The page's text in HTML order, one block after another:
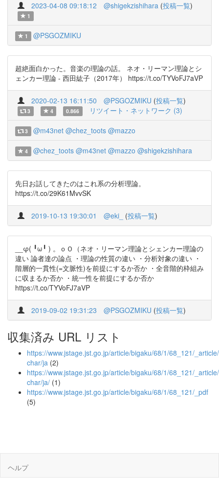
2023-04-08 09:18:12 @shigekzishihara (投稿一覧)
1
1 @PSGOZMIKU
超絶面白かった。音楽の理論の話。 ネオ・リーマン理論とシ
ェンカー理論 - 西田紘子（2017年） https://t.co/TYVoFJ7aVP
2020-02-13 16:11:50 @PSGOZMIKU (投稿一覧)
3 4 0.866 リツイート・ネットワーク (3)
3 @m43net @chez_toots @mazzo
4 @chez_toots @m43net @mazzo @shigekzishihara
先日お話してきたのはこれ系の分析理論。
https://t.co/29K61MvvSK
2019-10-13 19:30:01 @eki_ (投稿一覧)
__φ( ╹ω╹ ) 。ｏＯ（ネオ・リーマン理論とシェンカー理論の
違い 論者達の論点 ・理論の性質の違い ・分析対象の違い ・
階層的一貫性(=文脈性)を前提にするか否か ・全音階的枠組み
に収まるか否か ・統一性を前提にするか否か
https://t.co/TYVoFJ7aVP
2019-09-02 19:31:23 @PSGOZMIKU (投稿一覧)
収集済み URL リスト
https://www.jstage.jst.go.jp/article/bigaku/68/1/68_121/
char/ja (2)
https://www.jstage.jst.go.jp/article/bigaku/68/1/68_121/
char/ja/ (1)
https://www.jstage.jst.go.jp/article/bigaku/68/1/68_121/_pdf
(5)
ヘルプ